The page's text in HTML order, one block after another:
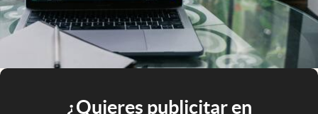
¿Quieres publicitar en